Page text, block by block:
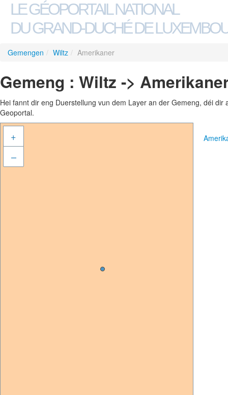
LE GÉOPORTAIL NATIONAL
DU GRAND-DUCHÉ DE
Gemengen / Wiltz / Amerikaner
Gemeng : Wiltz ->
Hei fannt dir eng Duerstellung vun dem Layer an der Gemeng, déi
Geoportal.
+
–